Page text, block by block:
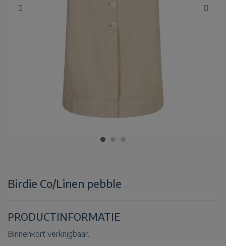
Birdie Co/Linen pebble
PRODUCTINFORMATIE
Binnenkort verkrijgbaar.